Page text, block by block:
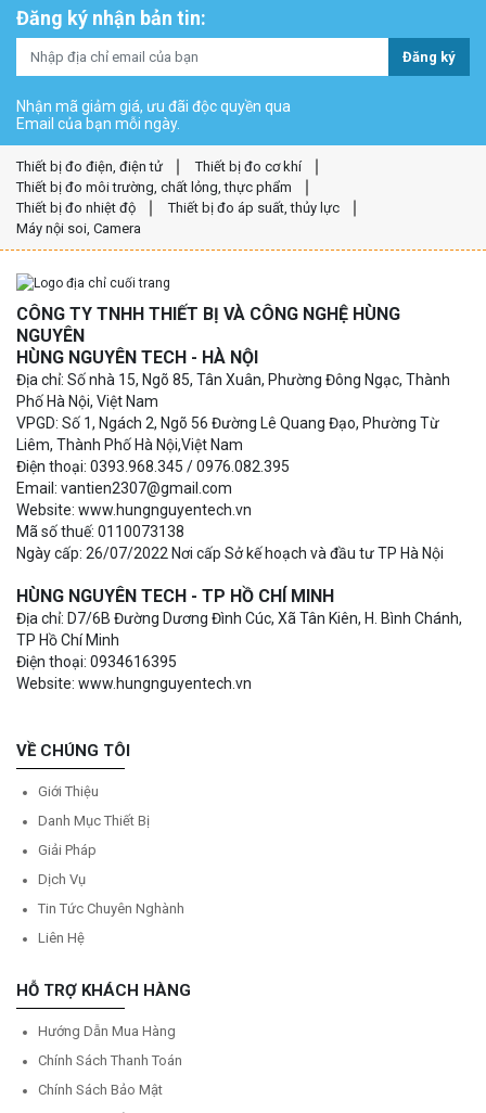
Đăng ký nhận bản tin:
Đăng ký
Nhận mã giảm giá, ưu đãi độc quyền qua
Email của bạn mỗi ngày.
Thiết bị đo điện, điện tử
Thiết bị đo cơ khí
Thiết bị đo môi trường, chất lỏng, thực phẩm
Thiết bị đo nhiệt độ
Thiết bị đo áp suất, thủy lực
Máy nội soi, Camera
CÔNG TY TNHH THIẾT BỊ VÀ CÔNG NGHỆ HÙNG
NGUYÊN
HÙNG NGUYÊN TECH - HÀ NỘI
Địa chỉ: Số nhà 15, Ngõ 85, Tân Xuân, Phường Đông Ngạc, Thành
Phố Hà Nội, Việt Nam
VPGD: Số 1, Ngách 2, Ngõ 56 Đường Lê Quang Đạo, Phường Từ
Liêm, Thành Phố Hà Nội,Việt Nam
Điện thoại: 0393.968.345 / 0976.082.395
Email: vantien2307@gmail.com
Website: www.hungnguyentech.vn
Mã số thuế: 0110073138
Ngày cấp: 26/07/2022 Nơi cấp Sở kế hoạch và đầu tư TP Hà Nội
HÙNG NGUYÊN TECH - TP HỒ CHÍ MINH
Địa chỉ: D7/6B Đường Dương Đình Cúc, Xã Tân Kiên, H. Bình Chánh,
TP Hồ Chí Minh
Điện thoại: 0934616395
Website: www.hungnguyentech.vn
VỀ CHÚNG TÔI
Giới Thiệu
Danh Mục Thiết Bị
Giải Pháp
Dịch Vụ
Tin Tức Chuyên Nghành
Liên Hệ
HỖ TRỢ KHÁCH HÀNG
Hướng Dẫn Mua Hàng
Chính Sách Thanh Toán
Chính Sách Bảo Mật